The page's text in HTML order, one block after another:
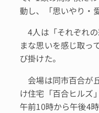
動し、「思いやり・
4人は「それぞれ
まな思いを感じ取っ
び掛けた。
会場は同市百合が
け住宅「百合ヒルズ
午前10時から午後4